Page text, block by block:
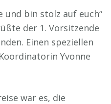
und bin stolz auf euch“
der 1. Vorsitzende
Einen speziellen
Yvonne
war es, die